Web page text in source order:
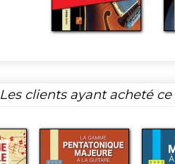
Les clients ayant acheté